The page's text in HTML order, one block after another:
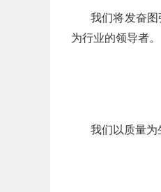
我们将发奋
为行业的领导者。
我们以质量为